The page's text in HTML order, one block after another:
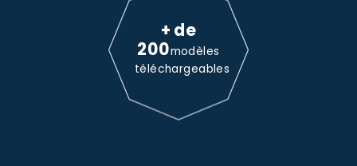
+ de
200modèles
téléchargeables